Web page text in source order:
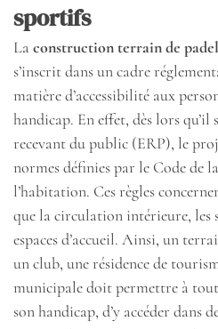
sportifs
Laconstruction terrain de
s’inscrit dans un cadre
matière d’accessibilité aux
handicap. En effet, dès lors qu’il
recevant du public (ERP), le
normes définies par le Code de
l’habitation. Ces règles
que la circulation intérieure, les
espaces d’accueil. Ainsi, un
un club, une résidence de
municipale doit permettre à
son handicap, d’y accéder dans